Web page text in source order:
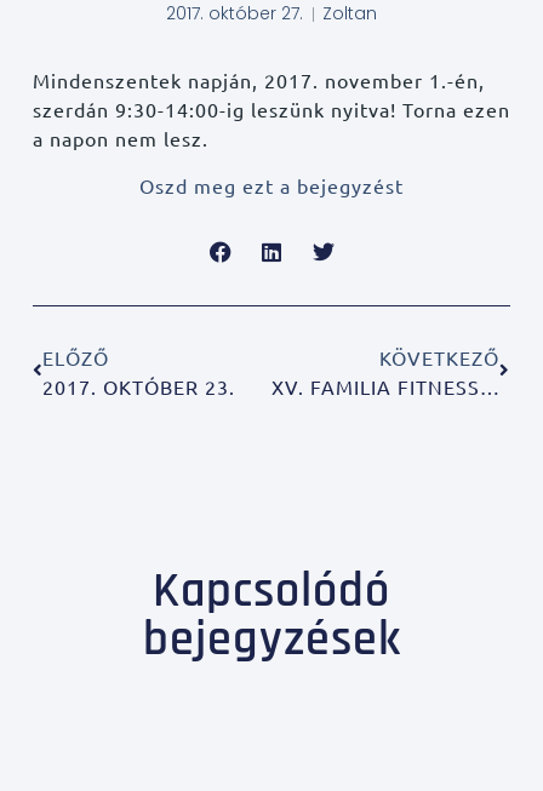
2017. október 27. Zoltan
Mindenszentek napján, 2017. november 1.-én,
szerdán 9:30-14:00-ig leszünk nyitva! Torna ezen
a napon nem lesz.
Oszd meg ezt a bejegyzést
ELŐZŐ
2017. OKTÓBER 23.
KÖVETKEZŐ
Kapcsolódó
bejegyzések